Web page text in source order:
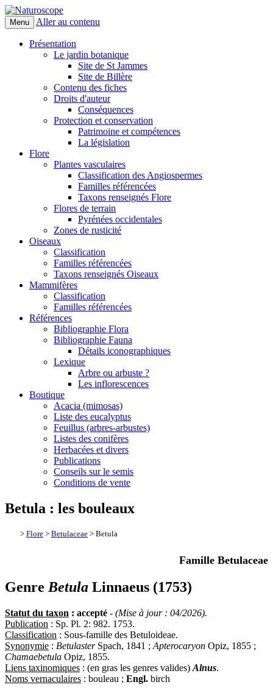
Naturoscope
Menu Aller au contenu
Présentation
Le jardin botanique
Site de St Jammes
Site de Billère
Contenu des fiches
Droits d'auteur
Conséquences
Protection et conservation
Patrimoine et compétences
La législation
Flore
Plantes vasculaires
Classification des Angiospermes
Familles référencées
Taxons renseignés Flore
Flores de terrain
Pyrénées occidentales
Zones de rusticité
Oiseaux
Classification
Familles référencées
Taxons renseignés Oiseaux
Mammifères
Classification
Familles référencées
Références
Bibliographie Flora
Bibliographie Fauna
Détails iconographiques
Lexique
Arbre ou arbuste ?
Les inflorescences
Boutique
Acacia (mimosas)
Liste des eucalyptus
Feuillus (arbres-arbustes)
Listes des conifères
Herbacées et divers
Publications
Conseils sur le semis
Conditions de vente
Betula : les bouleaux
> Flore > Betulaceae > Betula
Famille Betulaceae
Genre Betula Linnaeus (1753)
Statut du taxon : accepté - (Mise à jour : 04/2026).
Publication : Sp. Pl. 2: 982. 1753.
Classification : Sous-famille des Betuloideae.
Synonymie : BetulasterSpach, 1841 ; Apterocaryon Opiz, 1855 ;
Chamaebetula Opiz, 1855.
Liens taxinomiques : (en gras les genres valides) Alnus.
Noms vernaculaires : bouleau ; Engl. birch